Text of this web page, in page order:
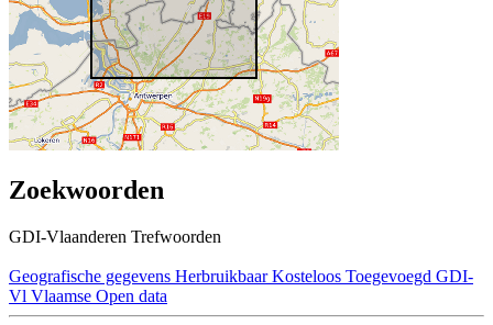
Zoekwoorden
GDI-Vlaanderen Trefwoorden
Geografische gegevens Herbruikbaar Kosteloos Toegevoegd GDI-
Vl Vlaamse Open data